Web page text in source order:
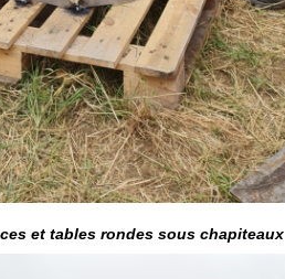
et tables rondes sous chapiteaux